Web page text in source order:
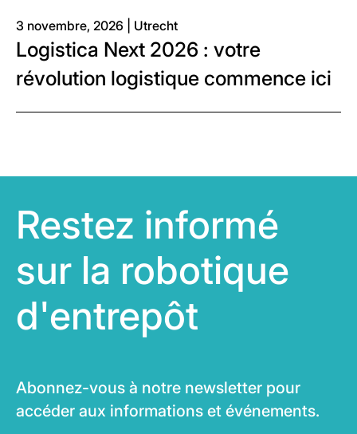
3 novembre, 2026 | Utrecht
Logistica Next 2026 : votre
révolution logistique commence ici
Restez informé
sur la robotique
d'entrepôt
Abonnez-vous à notre newsletter pour
accéder aux informations et événements.